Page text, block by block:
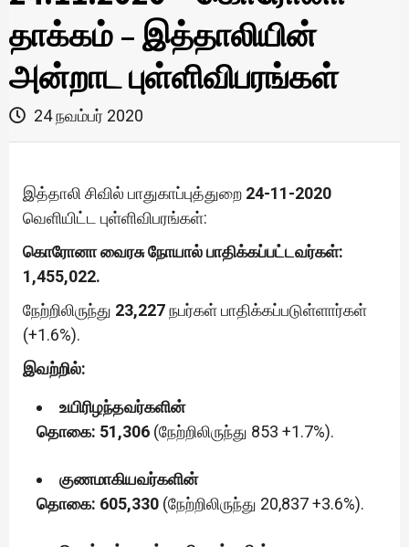
தாக்கம் – இத்தாலியின்
அன்றாட புள்ளிவிபரங்கள்
24 நவம்பர் 2020
இத்தாலி சிவில் பாதுகாப்புத்துறை 24-11-2020
வெளியிட்ட புள்ளிவிபரங்கள்:
கொரோனா வைரசு நோயால் பாதிக்கப்பட்டவர்கள்:
1,455,022.
நேற்றிலிருந்து 23,227நபர்கள் பாதிக்கப்படுள்ளார்கள்
(+1.6%).
இவற்றில்:
உயிரிழந்தவர்களின்
தொகை: 51,306 (நேற்றிலிருந்து 853 +1.7%).
குணமாகியவர்களின்
தொகை: 605,330 (நேற்றிலிருந்து 20,837 +3.6%).